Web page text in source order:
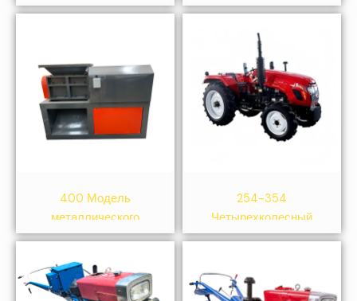
производства кирпича
дробилка
400 Модель
металлического
измельчителя
254-354
Четырехколесный
трактор